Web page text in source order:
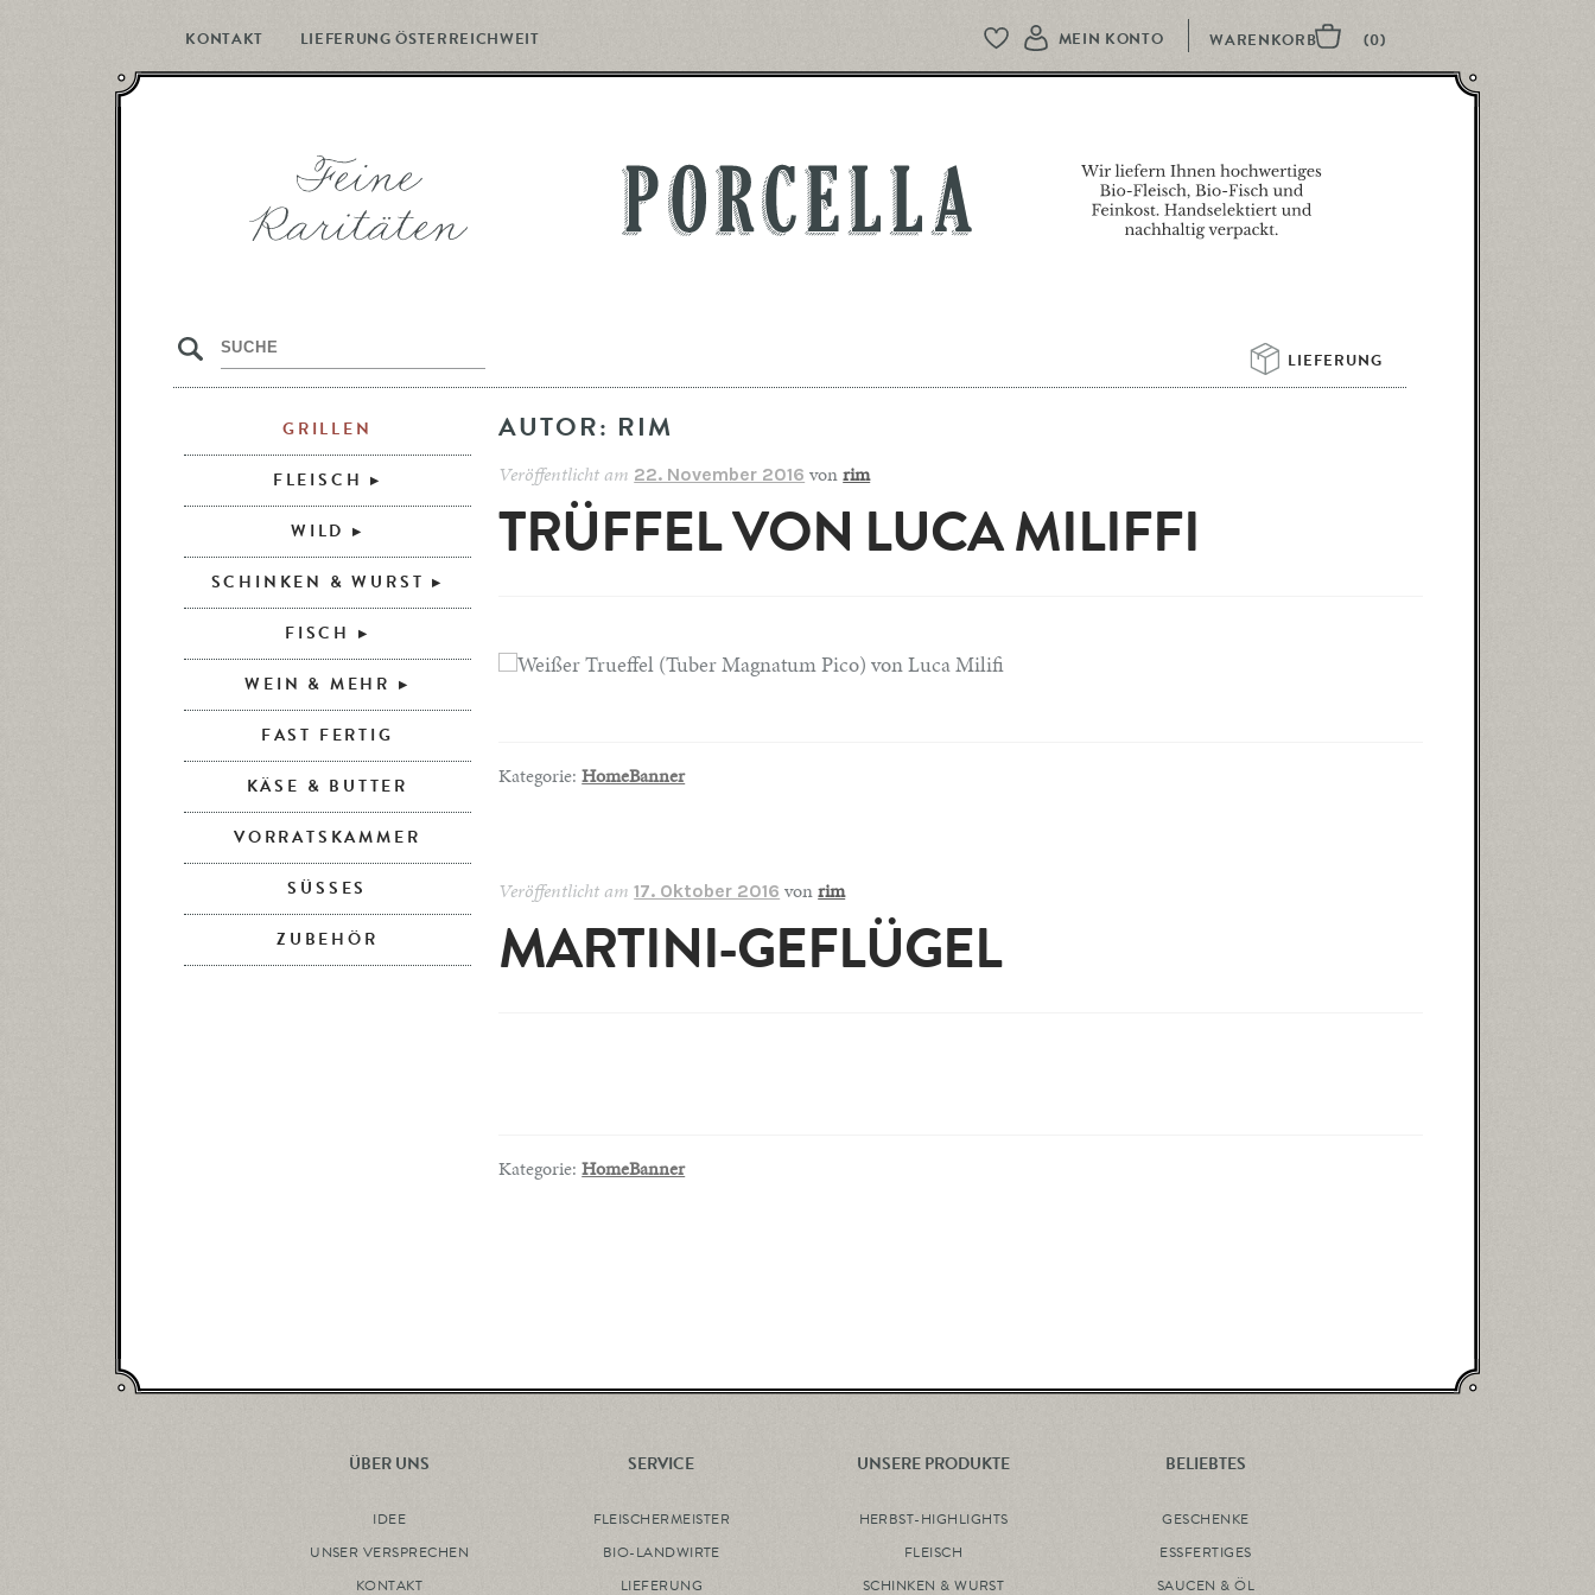
KONTAKT LIEFERUNG ÖSTERREICHWEIT
PORCELLA
MEIN KONTO
LIEFERUNG
s
AUTOR: RIM
Veröffentlicht am 22. November 2016 vonrim
TRÜFFEL VON LUCA MILIFFI
Kategorie:HomeBanner
Veröffentlicht am17. Oktober 2016 vonrim
MARTINI-GEFLÜGEL
Kategorie:HomeBanner
GRILLEN
FLEISCH
WILD
SCHINKEN & WURST
FISCH
WEIN & MEHR
FAST FERTIG
KÄSE & BUTTER
VORRATSKAMMER
SÜSSES
ZUBEHÖR
ÜBER UNS
IDEE
UNSER VERSPRECHEN
KONTAKT
SERVICE
FLEISCHERMEISTER
BIO-LANDWIRTE
LIEFERUNG
UNSERE PRODUKTE
HERBST-HIGHLIGHTS
FLEISCH
SCHINKEN & WURST
BELIEBTES
GESCHENKE
ESSFERTIGES
SAUCEN & ÖL